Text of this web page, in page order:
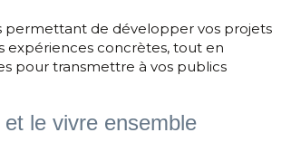
permettant de développer vos projets
expériences concrètes, tout en
pour transmettre à vos publics
le vivre ensemble